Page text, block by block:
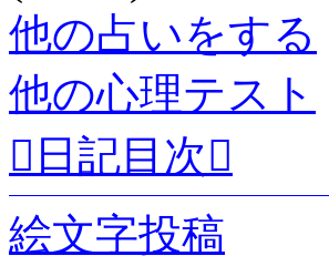
他の占いをする
他の心理テスト
日記目次
絵文字投稿